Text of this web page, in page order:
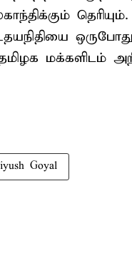
மக்களிடம்
Goyal